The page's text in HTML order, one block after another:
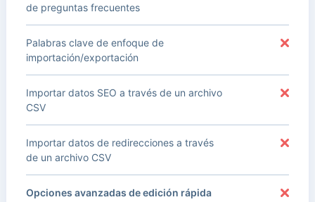
de preguntas frecuentes
Palabras clave de enfoque de
importación/exportación
Importar datos SEO a través de un archivo
CSV
Importar datos de redirecciones a través
de un archivo CSV
Opciones avanzadas de edición rápida